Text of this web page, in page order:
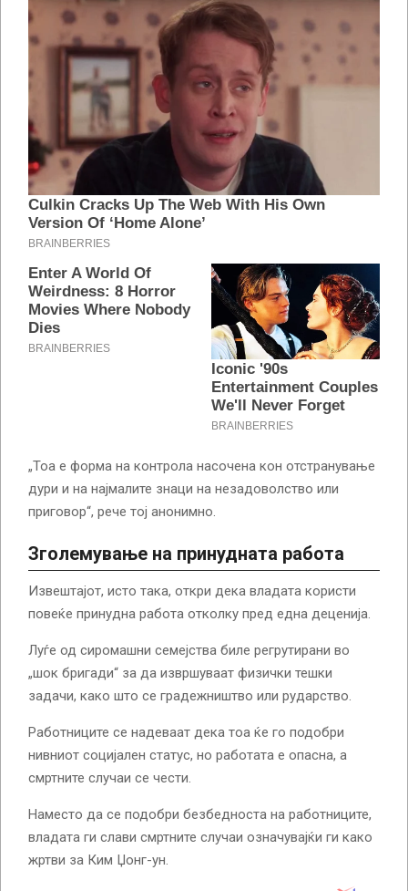
„Тоа е форма на контрола насочена кон отстранување
дури и на најмалите знаци на незадоволство или
приговор“, рече тој анонимно.
Зголемување на принудната работа
Извештајот, исто така, откри дека владата користи
повеќе принудна работа отколку пред една деценија.
Луѓе од сиромашни семејства биле регрутирани во
„шок бригади“ за да извршуваат физички тешки
задачи, како што се градежништво или рударство.
Работниците се надеваат дека тоа ќе го подобри
нивниот социјален статус, но работата е опасна, а
смртните случаи се чести.
Наместо да се подобри безбедноста на работниците,
владата ги слави смртните случаи означувајќи ги како
жртви за Ким Џонг-ун.